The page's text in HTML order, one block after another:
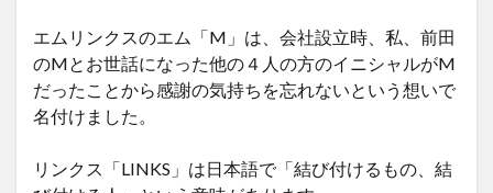
エムリンクスのエム「M」は、会社設立時、私、前田
のMとお世話になった他の４人の方のイニシャルがM
だったことから感謝の気持ちを忘れないという想いで
名付けました。
リンクス「LINKS」は日本語で「結び付けるもの、結